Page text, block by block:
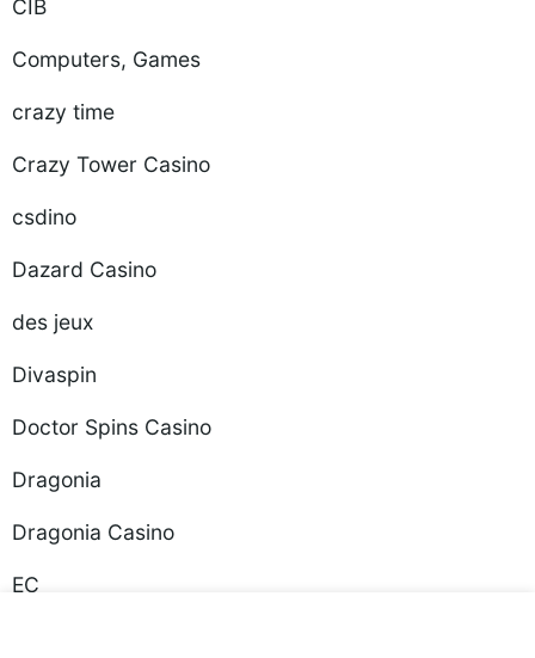
CIB
Computers, Games
crazy time
Crazy Tower Сasino
csdino
Dazard Casino
des jeux
Divaspin
Doctor Spins Casino
Dragonia
Dragonia Casino
EC